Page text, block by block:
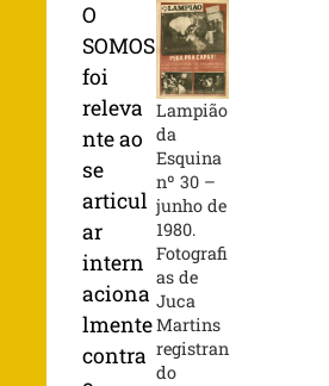
O
SOMOS
foi
releva
nte ao
se
articul
ar
intern
aciona
lmente
contra
Lampião
da
Esquina
nº 30 –
junho de
1980.
Fotografi
as de
Juca
Martins
registran
do